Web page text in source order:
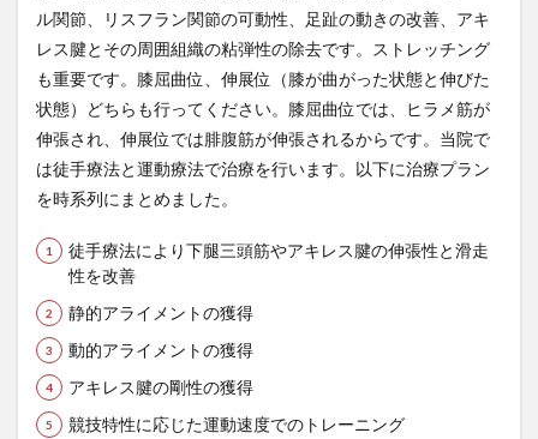
ル関節、リスフラン関節の可動性、足趾の動きの改善、アキ
レス腱とその周囲組織の粘弾性の除去です。ストレッチング
も重要です。膝屈曲位、伸展位（膝が曲がった状態と伸びた
状態）どちらも行ってください。膝屈曲位では、ヒラメ筋が
伸張され、伸展位では腓腹筋が伸張されるからです。当院で
は徒手療法と運動療法で治療を行います。以下に治療プラン
を時系列にまとめました。
徒手療法により下腿三頭筋やアキレス腱の伸張性と滑走
性を改善
静的アライメントの獲得
動的アライメントの獲得
アキレス腱の剛性の獲得
競技特性に応じた運動速度でのトレーニング